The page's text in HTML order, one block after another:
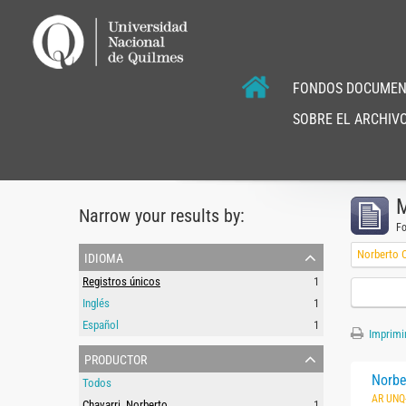
FONDOS
SOBRE EL
Narrow your results by:
idioma
Registros únicos
1
Inglés
1
Español
1
productor
Todos
Norberto
AR